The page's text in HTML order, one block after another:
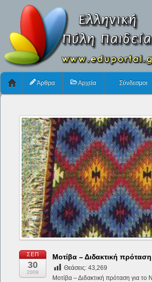
Άρθρα Αρχεία Σύνδεσμοι
ΣΕΠ
30
2009
Μοτίβα – Διδακτική
Θεάσεις: 43,269
Μοτίβα – Διδακτική πρόταση για το